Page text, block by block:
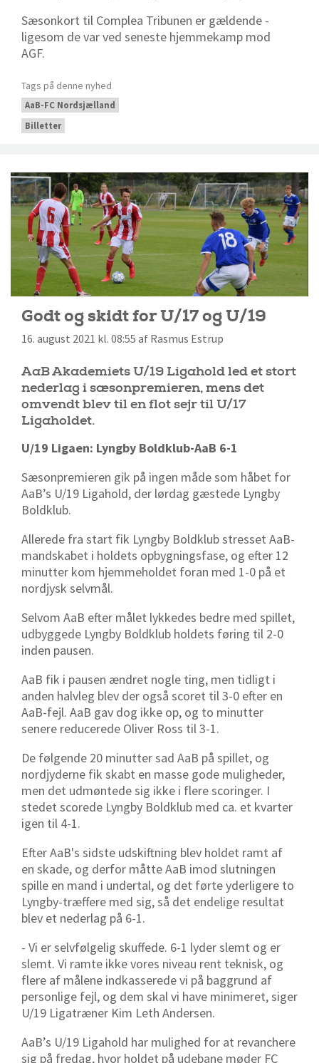
Sæsonkort til Complea Tribunen er gældende -
ligesom de var ved seneste hjemmekamp mod
AGF.
Tags på denne nyhed
AaB-FC Nordsjælland
Billetter
Godt og skidt for U/17 og U/19
16. august 2021 kl. 08:55 af Rasmus Estrup
AaB Akademiets U/19 Ligahold led et stort
nederlag i sæsonpremieren, mens det
omvendt blev til en flot sejr til U/17
Ligaholdet.
U/19 Ligaen: Lyngby Boldklub-AaB 6-1
Sæsonpremieren gik på ingen måde som håbet for
AaB’s U/19 Ligahold, der lørdag gæstede Lyngby
Boldklub.
Allerede fra start fik Lyngby Boldklub stresset AaB-
mandskabet i holdets opbygningsfase, og efter 12
minutter kom hjemmeholdet foran med 1-0 på et
nordjysk selvmål.
Selvom AaB efter målet lykkedes bedre med spillet,
udbyggede Lyngby Boldklub holdets føring til 2-0
inden pausen.
AaB fik i pausen ændret nogle ting, men tidligt i
anden halvleg blev der også scoret til 3-0 efter en
AaB-fejl. AaB gav dog ikke op, og to minutter
senere reducerede Oliver Ross til 3-1.
De følgende 20 minutter sad AaB på spillet, og
nordjyderne fik skabt en masse gode muligheder,
men det udmøntede sig ikke i flere scoringer. I
stedet scorede Lyngby Boldklub med ca. et kvarter
igen til 4-1.
Efter AaB's sidste udskiftning blev holdet ramt af
en skade, og derfor måtte AaB imod slutningen
spille en mand i undertal, og det førte yderligere to
Lyngby-træffere med sig, så det endelige resultat
blev et nederlag på 6-1.
- Vi er selvfølgelig skuffede. 6-1 lyder slemt og er
slemt. Vi ramte ikke vores niveau rent teknisk, og
flere af målene indkasserede vi på baggrund af
personlige fejl, og dem skal vi have minimeret, siger
U/19 Ligatræner Kim Leth Andersen.
AaB’s U/19 Ligahold har mulighed for at revanchere
sig på fredag, hvor holdet på udebane møder FC